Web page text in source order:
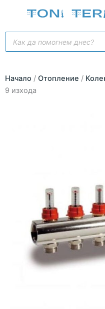
content
Products
search
Начало / Отопление /
9 изхода